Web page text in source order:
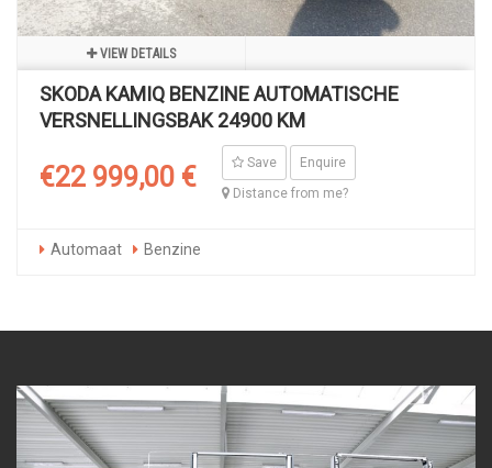
VIEW DETAILS
SKODA KAMIQ BENZINE AUTOMATISCHE
VERSNELLINGSBAK 24900 KM
€22 999,00 € Save
Enquire
Distance from me?
Automaat Benzine